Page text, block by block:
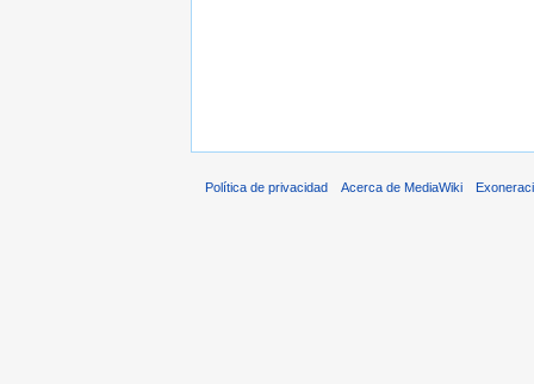
Política de privacidad Acerca de MediaWiki